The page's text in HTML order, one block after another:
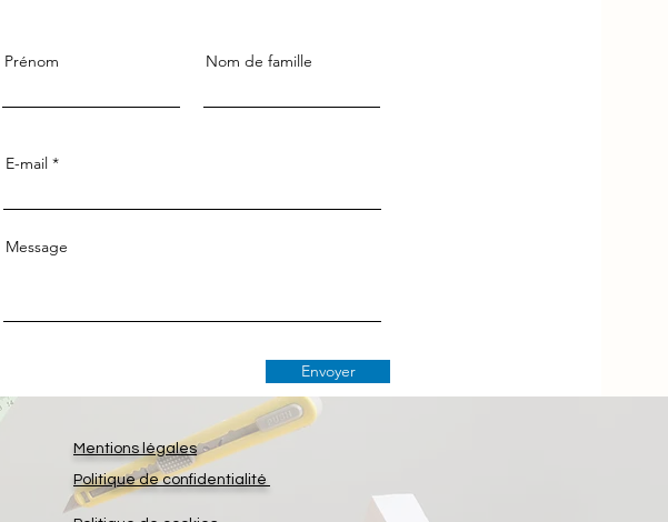
Prénom Nom de famille
E-mail
Message
Envoyer
Mentions légales
Politique de confidentialité